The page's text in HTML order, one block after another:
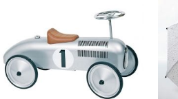
Dodajte
na listu
želja